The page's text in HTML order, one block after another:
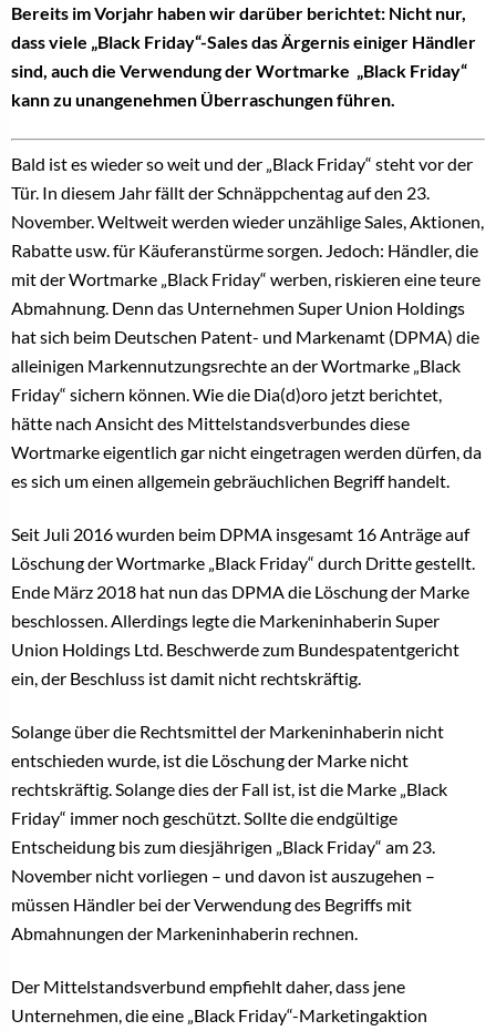
Bereits im Vorjahr haben wir darüber berichtet: Nicht nur,
dass viele „Black Friday“-Sales das Ärgernis einiger Händler
sind, auch die Verwendung der Wortmarke „Black Friday“
kann zu unangenehmen Überraschungen führen.
Bald ist es wieder so weit und der „Black Friday“ steht vor der
Tür. In diesem Jahr fällt der Schnäppchentag auf den 23.
November. Weltweit werden wieder unzählige Sales, Aktionen,
Rabatte usw. für Käuferanstürme sorgen. Jedoch: Händler, die
mit der Wortmarke „Black Friday“ werben, riskieren eine teure
Abmahnung. Denn das Unternehmen Super Union Holdings
hat sich beim Deutschen Patent- und Markenamt (DPMA) die
alleinigen Markennutzungsrechte an der Wortmarke „Black
Friday“ sichern können. Wie die Dia(d)oro jetzt berichtet,
hätte nach Ansicht des Mittelstandsverbundes diese
Wortmarke eigentlich gar nicht eingetragen werden dürfen, da
es sich um einen allgemein gebräuchlichen Begriff handelt.
Seit Juli 2016 wurden beim DPMA insgesamt 16 Anträge auf
Löschung der Wortmarke „Black Friday“ durch Dritte gestellt.
Ende März 2018 hat nun das DPMA die Löschung der Marke
beschlossen. Allerdings legte die Markeninhaberin Super
Union Holdings Ltd. Beschwerde zum Bundespatentgericht
ein, der Beschluss ist damit nicht rechtskräftig.
Solange über die Rechtsmittel der Markeninhaberin nicht
entschieden wurde, ist die Löschung der Marke nicht
rechtskräftig. Solange dies der Fall ist, ist die Marke „Black
Friday“ immer noch geschützt. Sollte die endgültige
Entscheidung bis zum diesjährigen „Black Friday“ am 23.
November nicht vorliegen – und davon ist auszugehen –
müssen Händler bei der Verwendung des Begriffs mit
Abmahnungen der Markeninhaberin rechnen.
Der Mittelstandsverbund empfiehlt daher, dass jene
Unternehmen, die eine „Black Friday“-Marketingaktion